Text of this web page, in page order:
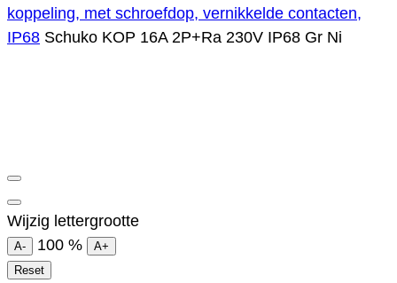
koppeling, met schroefdop, vernikkelde contacten,
IP68 Schuko KOP 16A 2P+Ra 230V IP68 Gr Ni
Wijzig lettergrootte
A- 100 %
A+
Reset